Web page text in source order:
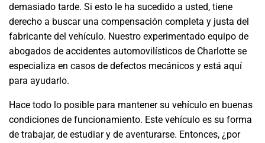
demasiado tarde. Si esto le ha sucedido a usted, tiene
derecho a buscar una compensación completa y justa del
fabricante del vehículo. Nuestro experimentado equipo de
abogados de accidentes automovilísticos de Charlotte se
especializa en casos de defectos mecánicos y está aquí
para ayudarlo.
Hace todo lo posible para mantener su vehículo en buenas
condiciones de funcionamiento. Este vehículo es su forma
de trabajar, de estudiar y de aventurarse. Entonces, ¿por